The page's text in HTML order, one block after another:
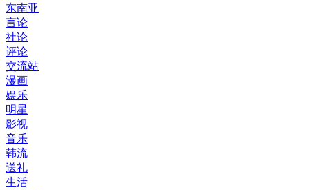
东南亚
言论
社论
评论
交流站
漫画
娱乐
明星
影视
音乐
韩流
送礼
生活